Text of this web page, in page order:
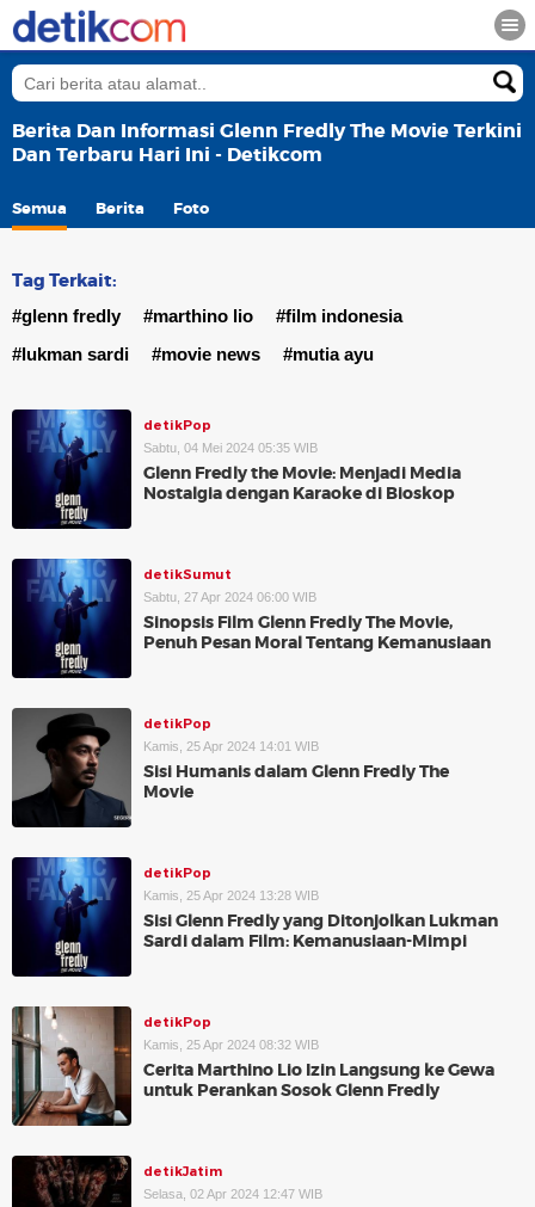
Berita Dan Informasi Glenn Fredly The Movie Terkini
Dan Terbaru Hari Ini - Detikcom
Semua Berita Foto
Tag Terkait:
#glenn fredly #marthino lio
#film indonesia
#lukman sardi
#movie news #mutia ayu
detikPop
Sabtu, 04 Mei 2024 05:35 WIB
Glenn Fredly the Movie: Menjadi Media
Nostalgia dengan Karaoke di Bioskop
detikSumut
Sabtu, 27 Apr 2024 06:00 WIB
Sinopsis Film Glenn Fredly The Movie,
Penuh Pesan Moral Tentang Kemanusiaan
detikPop
Kamis, 25 Apr 2024 14:01 WIB
Sisi Humanis dalam Glenn Fredly The
Movie
detikPop
Kamis, 25 Apr 2024 13:28 WIB
Sisi Glenn Fredly yang Ditonjolkan Lukman
Sardi dalam Film: Kemanusiaan-Mimpi
detikPop
Kamis, 25 Apr 2024 08:32 WIB
Cerita Marthino Lio Izin Langsung ke Gewa
untuk Perankan Sosok Glenn Fredly
detikJatim
Selasa, 02 Apr 2024 12:47 WIB